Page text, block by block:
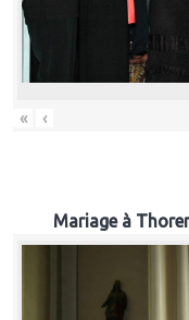
« ‹
Mariage à